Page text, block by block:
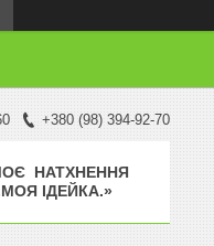
+380 (98) 394-92-70
НАТХНЕННЯ
ІДЕЙКА.»